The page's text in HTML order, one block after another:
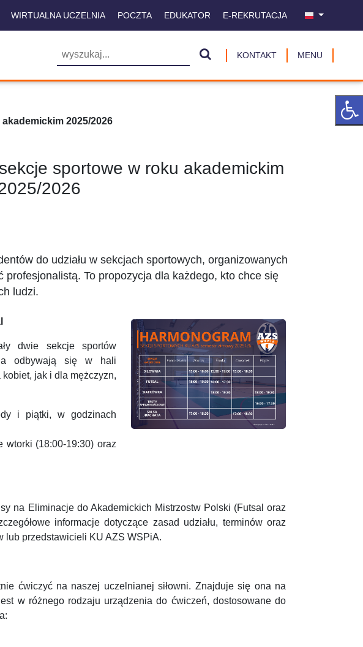
WIRTUALNA UCZELNIA POCZTA EDUKATOR E-REKRUTACJA
KONTAKT MENU
2025/2026
sportowe w roku akademickim
2026
do udziału w sekcjach sportowych, organizowanych
To propozycja dla każdego, kto chce się
ludzi.
dwie sekcje sportów
odbywają się w hali
jak i dla mężczyzn,
i piątki, w godzinach
wtorki (18:00-19:30) oraz
na Eliminacje do Akademickich Mistrzostw Polski (Futsal oraz
informacje dotyczące zasad udziału, terminów oraz
lub przedstawicieli KU AZS WSPiA.
ćwiczyć na naszej uczelnianej siłowni. Znajduje się ona na
w różnego rodzaju urządzenia do ćwiczeń, dostosowane do